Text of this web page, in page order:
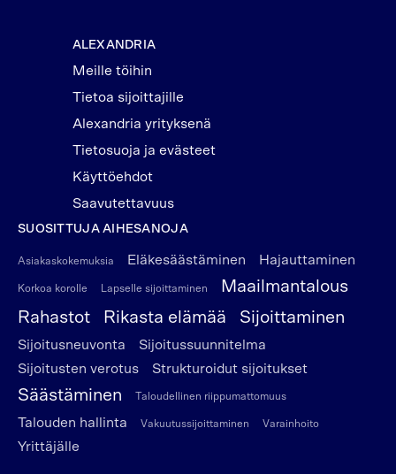
ALEXANDRIA
Meille töihin
Tietoa sijoittajille
Alexandria yrityksenä
Tietosuoja ja evästeet
Käyttöehdot
Saavutettavuus
SUOSITTUJA AIHESANOJA
Asiakaskokemuksia Eläkesäästäminen Hajauttaminen
Korkoa korolle Lapselle sijoittaminen
Maailmantalous
Rahastot
Rikasta elämää Sijoittaminen
Sijoitusneuvonta
Sijoitussuunnitelma
Sijoitusten verotus
Strukturoidut sijoitukset
Säästäminen Taloudellinen riippumattomuus
Talouden hallinta Vakuutussijoittaminen Varainhoito
Yrittäjälle